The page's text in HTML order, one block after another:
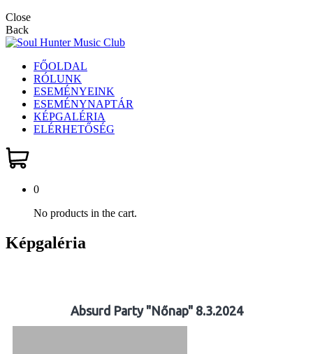
Close
Back
FŐOLDAL
RÓLUNK
ESEMÉNYEINK
ESEMÉNYNAPTÁR
KÉPGALÉRIA
ELÉRHETŐSÉG
0
No products in the cart.
Képgaléria
Absurd Party "Nőnap" 8.3.2024